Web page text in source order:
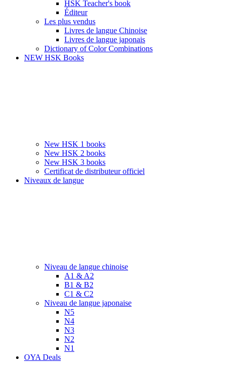
HSK Teacher's book
Éditeur
Les plus vendus
Livres de langue Chinoise
Livres de langue japonais
Dictionary of Color Combinations
NEW HSK Books
New HSK 1 books
New HSK 2 books
New HSK 3 books
Certificat de distributeur officiel
Niveaux de langue
Niveau de langue chinoise
A1 & A2
B1 & B2
C1 & C2
Niveau de langue japonaise
N5
N4
N3
N2
N1
OYA Deals